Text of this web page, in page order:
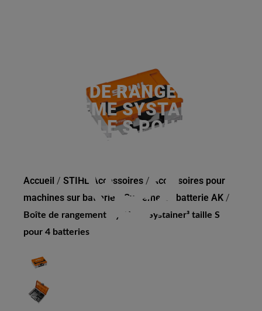
BOÎTE DE RANGEMENT,
SYSTÈME SYSTAINER³
TAILLE S POUR 4
BATTERIES
Accueil / STIHL Accessoires / Accessoires pour
machines sur batterie
Système de batterie AK /
Boîte de rangement, système Systainer³ taille S
pour 4 batteries